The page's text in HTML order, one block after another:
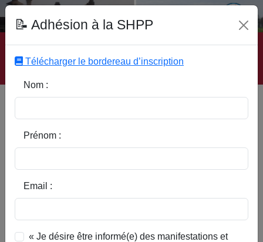
Accueil | Site SHPP | Auteurs | Editeurs | Rubriques |
Sous-Rubriques | Mots-Clefs | Contact
📝 Adhésion à la SHPP
Télécharger le bordereau d’inscription
Nom :
Prénom :
Email :
« Je désire être informé(e) des manifestations et